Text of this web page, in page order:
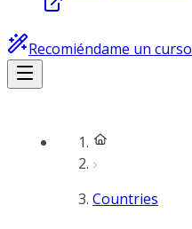
Recomiéndame un curso
Countries